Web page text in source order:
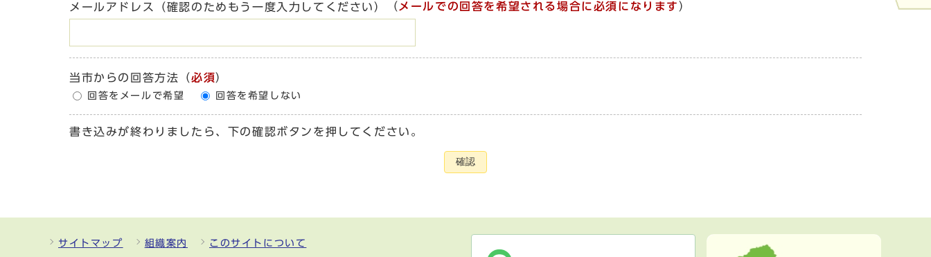
メールアドレス（確認のためもう一度入力してください） （ メールでの回答を希望される場合に必須になります ）
当市からの回答方法 （必須）
回答をメールで希望 回答を希望しない
書き込みが終わりましたら、下の確認ボタンを押してください。
確認
サイトマップ 組織案内
このサイトについて